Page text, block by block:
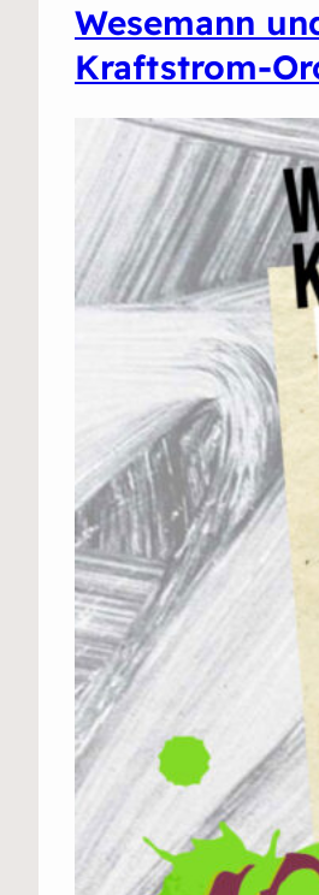
Wesemann
Kraftstrom-